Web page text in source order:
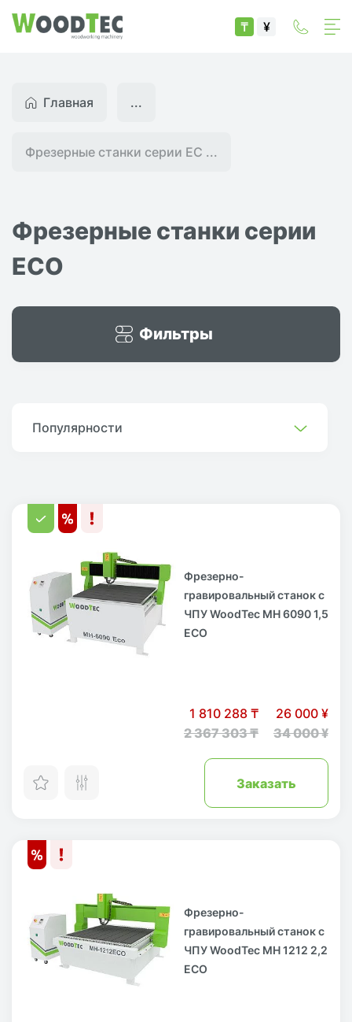
₸ ¥
Главная
Фрезерные станки серии EC ...
...
Фрезерные станки серии
ECO
Фильтры
Популярности
Фрезерно-
гравировальный станок с
ЧПУ WoodTec MH 6090 1,5
ECO
1 810 288 ₸
2 367 303 ₸
26 000 ¥
34 000 ¥
Заказать
Фрезерно-
гравировальный станок с
ЧПУ WoodTec MH 1212 2,2
ECO